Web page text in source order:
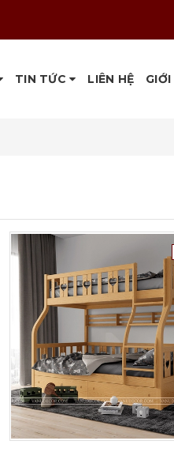
TIN TỨC LIÊN HỆ